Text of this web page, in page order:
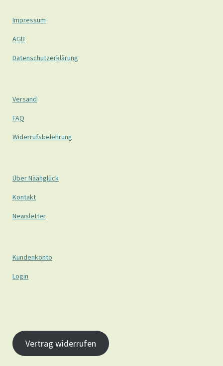
Impressum
AGB
Datenschutzerklärung
Versand
FAQ
Widerrufsbelehrung
Über Näähglück
Kontakt
Newsletter
Kundenkonto
Login
Vertrag widerrufen